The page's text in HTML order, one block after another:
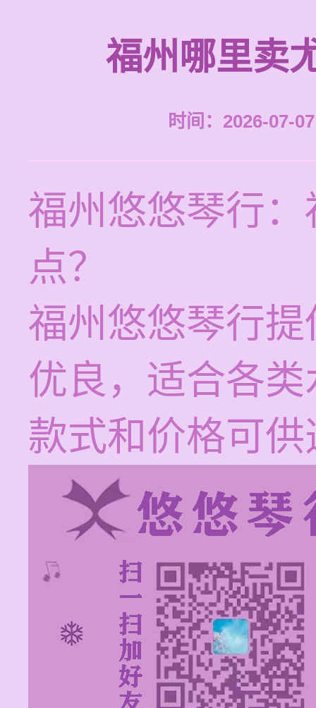
福州哪里卖
时间：2026-07-
福州悠悠琴行
点？
福州悠悠琴行
优良，适合各
款式和价格可